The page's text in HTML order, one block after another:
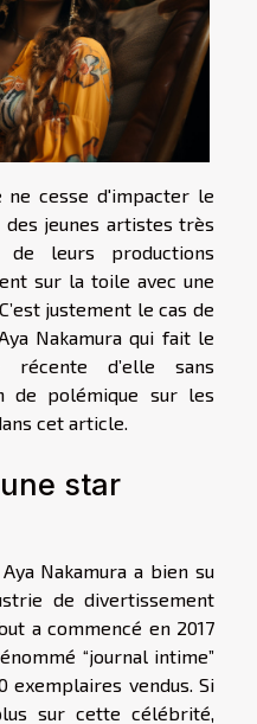
ne cesse d'impacter le
jeunes artistes très
de leurs productions
sur la toile avec une
justement le cas de
Nakamura qui fait le
d’elle sans
de polémique sur les
cet article.
star
Nakamura a bien su
de divertissement
a commencé en 2017
“journal intime”
exemplaires vendus. Si
sur cette célébrité,